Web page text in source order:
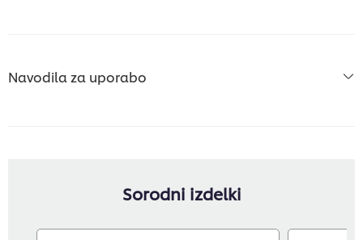
Navodila za uporabo
Sorodni izdelki